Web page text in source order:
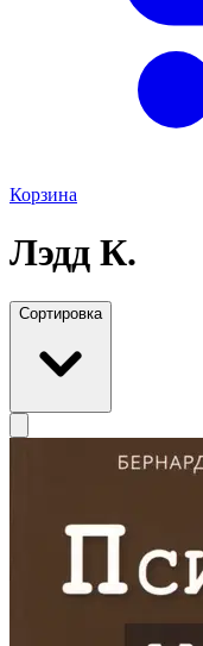
Корзина
Лэдд К.
Сортировка